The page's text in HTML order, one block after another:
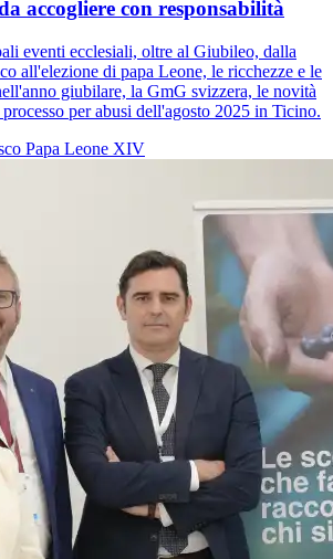
accogliere con responsabilità
eventi ecclesiali, oltre al Giubileo, dalla
all'elezione di papa Leone, le ricchezze e le
giubilare, la GmG svizzera, le novità
per abusi dell'agosto 2025 in Ticino.
Papa Leone XIV